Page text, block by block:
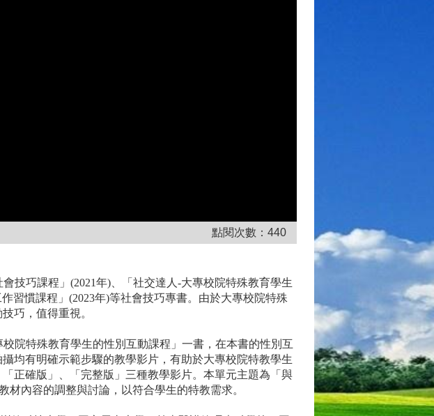
點閱次數： 440
巧課程」(2021年)、「社交達人-大專校院特殊教育學生
習慣課程」(2023年)等社會技巧專書。由於大專校院特殊
巧，值得重視。
院特殊教育學生的性別互動課程」一書，在本書的性別互
均有明確示範步驟的教學影片，有助於大專校院特教學生
正確版」、「完整版」三種教學影片。本單元主題為「與
內容的調整與討論，以符合學生的特教需求。